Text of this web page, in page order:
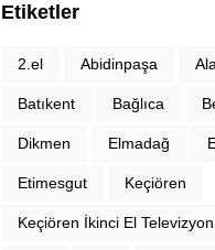
Etiketler
2.el Abidinpaşa
Batıkent Bağlıca
Dikmen Elmadağ
Etimesgut Keçiören
Keçiören İkinci El